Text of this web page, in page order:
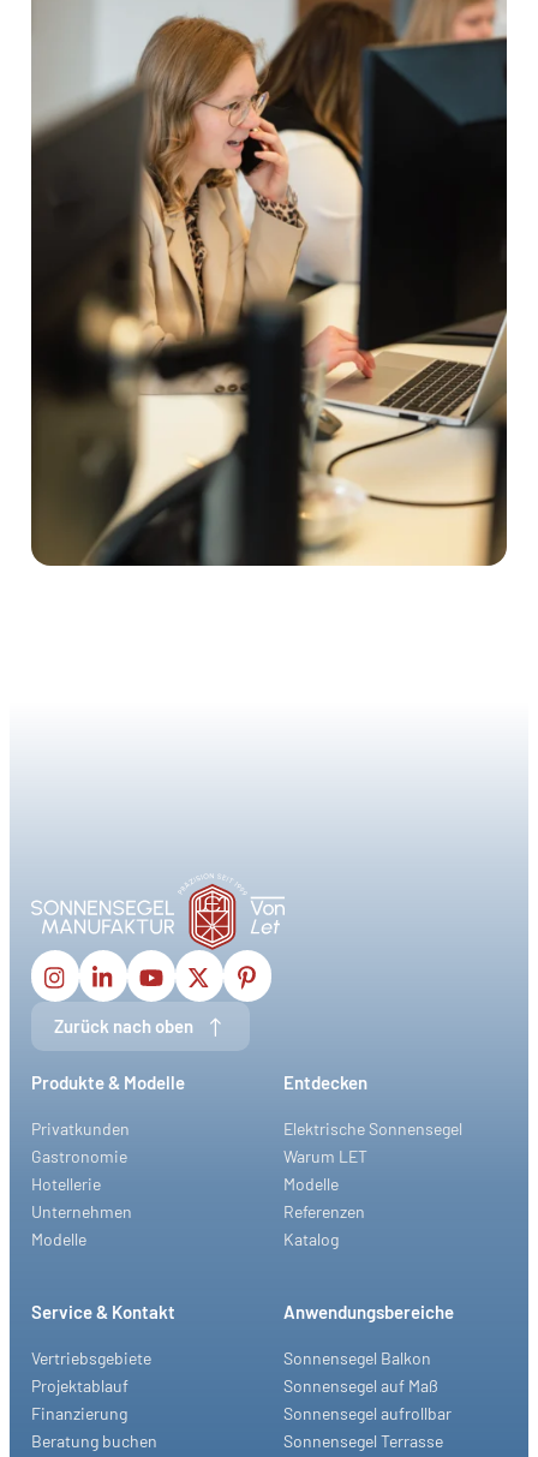
Zurück nach oben
Produkte & Modelle
Privatkunden
Gastronomie
Hotellerie
Unternehmen
Modelle
Entdecken
Elektrische Sonnensegel
Warum LET
Modelle
Referenzen
Katalog
Service & Kontakt
Vertriebsgebiete
Projektablauf
Finanzierung
Beratung buchen
Anwendungsbereiche
Sonnensegel Balkon
Sonnensegel auf Maß
Sonnensegel aufrollbar
Sonnensegel Terrasse